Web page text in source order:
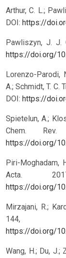
Arthur, C. L.;
DOI: https://
Pawliszyn, J. J.
https://doi.org/
Lorenzo-Parodi,
A.; Schmidt, T. C.
DOI: https://
Spietelun, A.;
Chem.
https://doi.org/
Piri-Moghadam,
Acta.
https://doi.org/
Mirzajani, R.;
144,
https://doi.org/
Wang, H.; Du, J.;